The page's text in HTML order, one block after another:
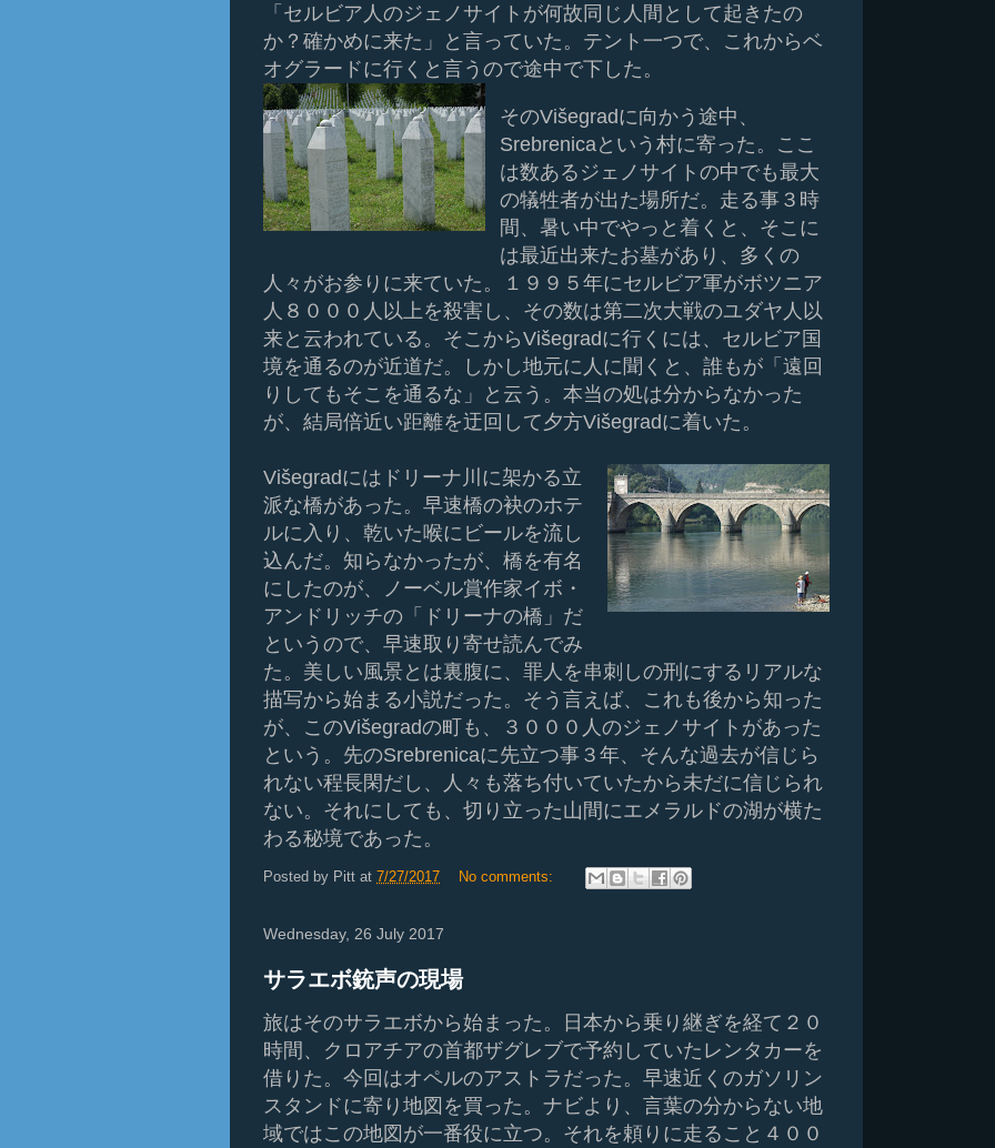
「セルビア人のジェノサイトが何故同じ人間として起きたの
か？確かめに来た」と言っていた。テント一つで、これからベ
オグラードに行くと言うので途中で下した。
そのVišegradに向かう途中、
Srebrenicaという村に寄った。ここ
は数あるジェノサイトの中でも最大
の犠牲者が出た場所だ。走る事３時
間、暑い中でやっと着くと、そこに
は最近出来たお墓があり、多くの
人々がお参りに来ていた。１９９５年にセルビア軍がボツニア
人８０００人以上を殺害し、その数は第二次大戦のユダヤ人以
来と云われている。そこからVišegradに行くには、セルビア国
境を通るのが近道だ。しかし地元に人に聞くと、誰もが「遠回
りしてもそこを通るな」と云う。本当の処は分からなかった
が、結局倍近い距離を迂回して夕方Višegradに着いた。
Višegradにはドリーナ川に架かる立
派な橋があった。早速橋の袂のホテ
ルに入り、乾いた喉にビールを流し
込んだ。知らなかったが、橋を有名
にしたのが、ノーベル賞作家イボ・
アンドリッチの「ドリーナの橋」だ
というので、早速取り寄せ読んでみ
た。美しい風景とは裏腹に、罪人を串刺しの刑にするリアルな
描写から始まる小説だった。そう言えば、これも後から知った
が、このVišegradの町も、３０００人のジェノサイトがあった
という。先のSrebrenicaに先立つ事３年、そんな過去が信じら
れない程長閑だし、人々も落ち付いていたから未だに信じられ
ない。それにしても、切り立った山間にエメラルドの湖が横た
わる秘境であった。
Posted by Pitt at 7/27/2017 No comments:
Wednesday, 26 July 2017
サラエボ銃声の現場
旅はそのサラエボから始まった。日本から乗り継ぎを経て２０
時間、クロアチアの首都ザグレブで予約していたレンタカーを
借りた。今回はオペルのアストラだった。早速近くのガソリン
スタンドに寄り地図を買った。ナビより、言葉の分からない地
域ではこの地図が一番役に立つ。それを頼りに走ること４００